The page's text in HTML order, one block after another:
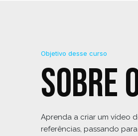
Objetivo desse curso
Sobre
Aprenda a criar um vídeo
referências, passando